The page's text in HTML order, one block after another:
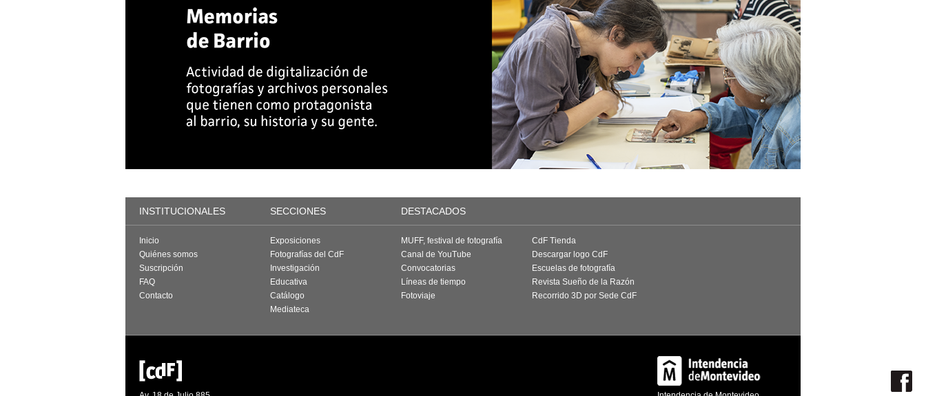
INSTITUCIONALES SECCIONES DESTACADOS
Inicio
Quiénes somos
Suscripción
FAQ
Contacto
Exposiciones
Fotografías del CdF
Investigación
Educativa
Catálogo
Mediateca
MUFF, festival de fotografía
Canal de YouTube
Convocatorias
Líneas de tiempo
Fotoviaje
CdF Tienda
Descargar logo CdF
Escuelas de fotografía
Revista Sueño de la Razón
Recorrido 3D por Sede CdF